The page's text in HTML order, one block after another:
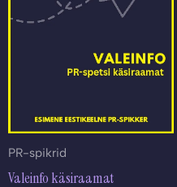
PR-spikrid
Valeinfo käsiraamat